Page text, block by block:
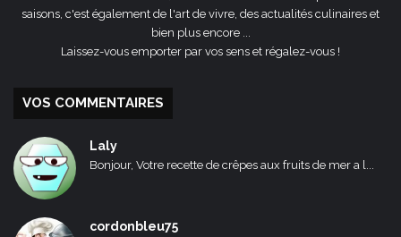
saisons, c'est également de l'art de vivre, des actualités culinaires et
bien plus encore ...
Laissez-vous emporter par vos sens et régalez-vous !
VOS COMMENTAIRES
Laly
Bonjour, Votre recette de crêpes aux fruits de mer a l...
cordonbleu75